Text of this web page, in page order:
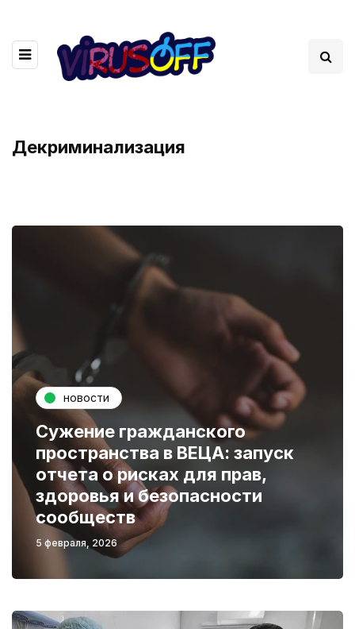
Декриминализация
новости
Сужение гражданского
пространства в ВЕЦА: запуск
отчета о рисках для прав,
здоровья и безопасности
сообществ
5 февраля, 2026